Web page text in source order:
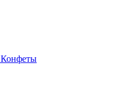
Конфеты